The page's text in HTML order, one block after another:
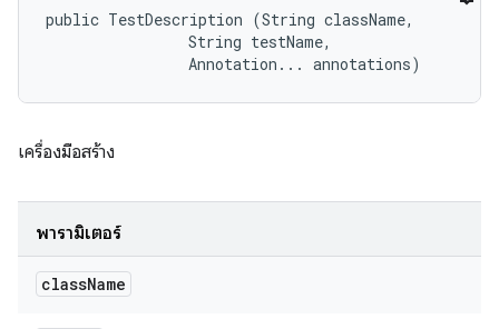
public TestDescription (String className,
                String testName,
                Annotation... annotations)
เครื่องมือสร้าง
พารามิเตอร์
className